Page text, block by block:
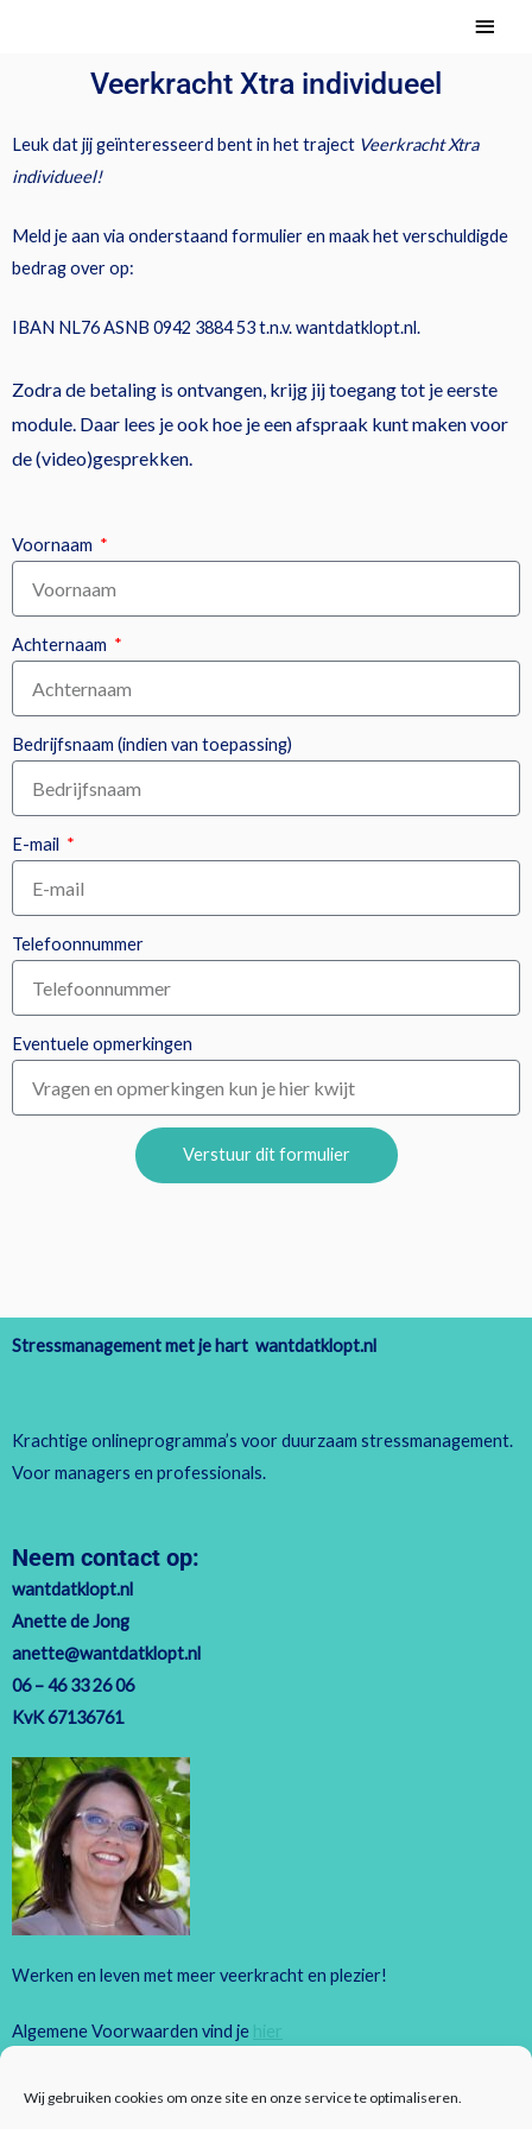
Wij gebruiken cookies om onze site en onze service te optimaliseren.
Veerkracht Xtra individueel
Leuk dat jij geïnteresseerd bent in het traject Veerkracht Xtra
individueel!
Meld je aan via onderstaand formulier en maak het verschuldigde
bedrag over op:
IBAN NL76 ASNB 0942 3884 53 t.n.v. wantdatklopt.nl.
Zodra de betaling is ontvangen, krijg jij toegang tot je eerste
module. Daar lees je ook hoe je een afspraak kunt maken voor
de (video)gesprekken.
Voornaam
Achternaam
Bedrijfsnaam (indien van toepassing)
E-mail
Telefoonnummer
Eventuele opmerkingen
Verstuur dit formulier
Stressmanagement met je hart wantdatklopt.nl
Krachtige onlineprogramma’s voor duurzaam stressmanagement.
Voor managers en professionals.
Neem contact op:
wantdatklopt.nl
Anette de Jong
anette@wantdatklopt.nl
06 – 46 33 26 06
KvK 67136761
Werken en leven met meer veerkracht en plezier!
Algemene Voorwaarden vind je hier
Privacyreglement vind jehier